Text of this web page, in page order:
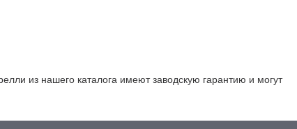
из нашего каталога имеют заводскую гарантию и могут